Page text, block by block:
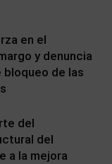
en el
y denuncia
bloqueo de las
del
del
a la mejora